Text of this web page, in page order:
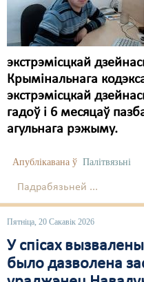
экстрэмісцкай
Крымінальнага
экстрэмісцкай
гадоў і 6 месяцаў
агульнага рэжыму.
Апублікавана ў Палітвязьні
Падрабязьней ...
Пятніца, 20 Сакавік 2026
У спісах
было дазволена